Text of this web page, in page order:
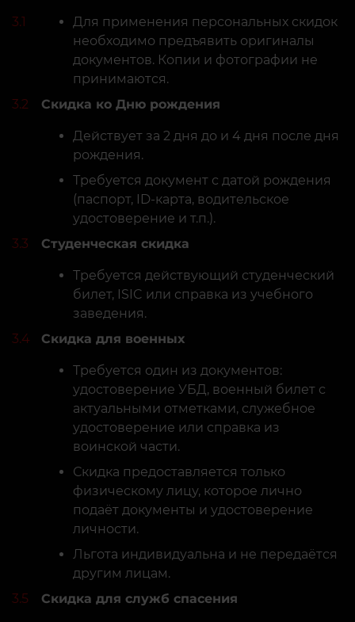
3.1
Для применения персональных скидок
необходимо предъявить оригиналы
документов. Копии и фотографии не
принимаются.
3.2
Скидка ко Дню рождения
Действует за 2 дня до и 4 дня после дня
рождения.
Требуется документ с датой рождения
(паспорт, ID-карта, водительское
удостоверение и т.п.).
3.3
Студенческая скидка
Требуется действующий студенческий
билет, ISIC или справка из учебного
заведения.
3.4
Скидка для военных
Требуется один из документов:
удостоверение УБД, военный билет с
актуальными отметками, служебное
удостоверение или справка из
воинской части.
Скидка предоставляется только
физическому лицу, которое лично
подаёт документы и удостоверение
личности.
Льгота индивидуальна и не передаётся
другим лицам.
3.5
Скидка для служб спасения